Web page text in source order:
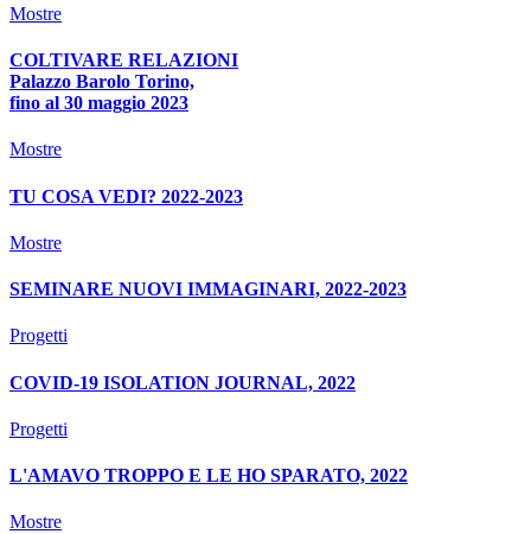
Mostre
COLTIVARE RELAZIONI
Palazzo Barolo Torino,
fino al 30 maggio 2023
Mostre
TU COSA VEDI? 2022-2023
Mostre
SEMINARE NUOVI IMMAGINARI, 2022-2023
Progetti
COVID-19 ISOLATION JOURNAL, 2022
Progetti
L'AMAVO TROPPO E LE HO SPARATO, 2022
Mostre